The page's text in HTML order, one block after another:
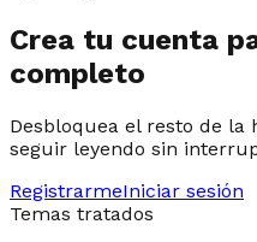
Crea tu cuenta
completo
Desbloquea el resto de la
seguir leyendo sin
RegistrarmeIniciar sesión
Temas tratados